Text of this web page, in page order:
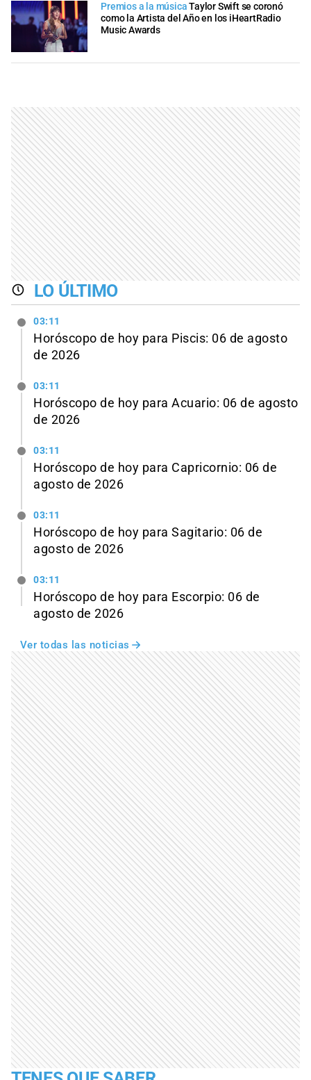
Premios a la músicaTaylor Swift se coronó
como la Artista del Año en los iHeartRadio
Music Awards
LO ÚLTIMO
03:11
Horóscopo de hoy para Piscis: 06 de agosto
de 2026
03:11
Horóscopo de hoy para Acuario: 06 de agosto
de 2026
03:11
Horóscopo de hoy para Capricornio: 06 de
agosto de 2026
03:11
Horóscopo de hoy para Sagitario: 06 de
agosto de 2026
03:11
Horóscopo de hoy para Escorpio: 06 de
agosto de 2026
Ver todas las noticias